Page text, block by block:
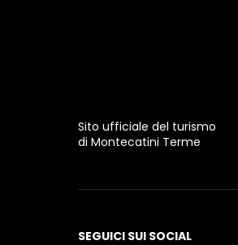
Sito ufficiale del turismo
di Montecatini Terme
SEGUICI SUI SOCIAL